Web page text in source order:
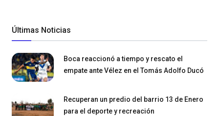
Últimas Noticias
Boca reaccionó a tiempo y rescato el
empate ante Vélez en el Tomás Adolfo Ducó
Recuperan un predio del barrio 13 de Enero
para el deporte y recreación